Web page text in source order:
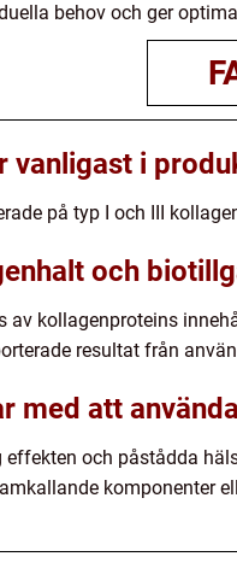
behov och ger
vanligast i
på typ I och III
och
av kollagenproteins
resultat från
med att
effekten och påstådda
komponenter